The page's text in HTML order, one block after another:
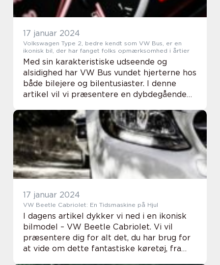
17 januar 2024
Volkswagen Type 2, bedre kendt som VW Bus, er en
ikonisk bil, der har fanget folks opmærksomhed i årtier
Med sin karakteristiske udseende og
alsidighed har VW Bus vundet hjerterne hos
både bilejere og bilentusiaster. I denne
artikel vil vi præsentere en dybdegående
herunder en historisk gennemgang af dens
udvikling ...
17 januar 2024
VW Beetle Cabriolet: En Tidsmaskine på Hjul
I dagens artikel dykker vi ned i en ikonisk
bilmodel – VW Beetle Cabriolet. Vi vil
præsentere dig for alt det, du har brug for
at vide om dette fantastiske køretøj, fra